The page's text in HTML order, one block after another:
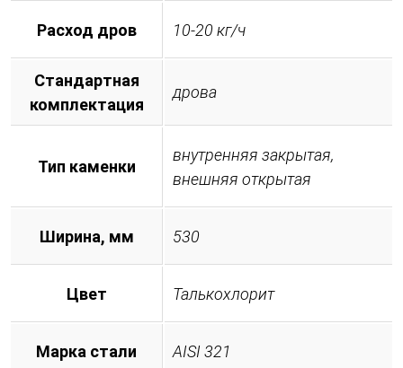
Расход дров 10-20 кг/ч
Стандартная
комплектация
дрова
Тип каменки
внутренняя закрытая,
внешняя открытая
Ширина, мм 530
Цвет Талькохлорит
Марка стали AISI 321